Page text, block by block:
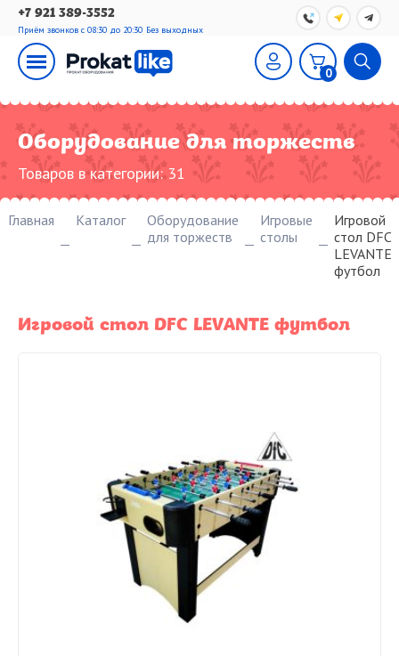
+7 921 389-3552
Приём звонков с 08:30 до 20:30 Без выходных
0
Оборудование для торжеств
Товаров в категории:31
Главная Каталог
Оборудование
для торжеств
Игровые
столы
Игровой
стол DFC
LEVANTE
футбол
Игровой стол DFC LEVANTE футбол